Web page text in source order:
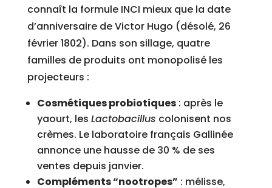
connaît la formule INCI mieux que la date
d’anniversaire de Victor Hugo (désolé, 26
février 1802). Dans son sillage, quatre
familles de produits ont monopolisé les
projecteurs :
Cosmétiques probiotiques: après le
yaourt, les Lactobacillus colonisent nos
crèmes. Le laboratoire français Gallinée
annonce une hausse de 30 % de ses
ventes depuis janvier.
Compléments “nootropes” : mélisse,